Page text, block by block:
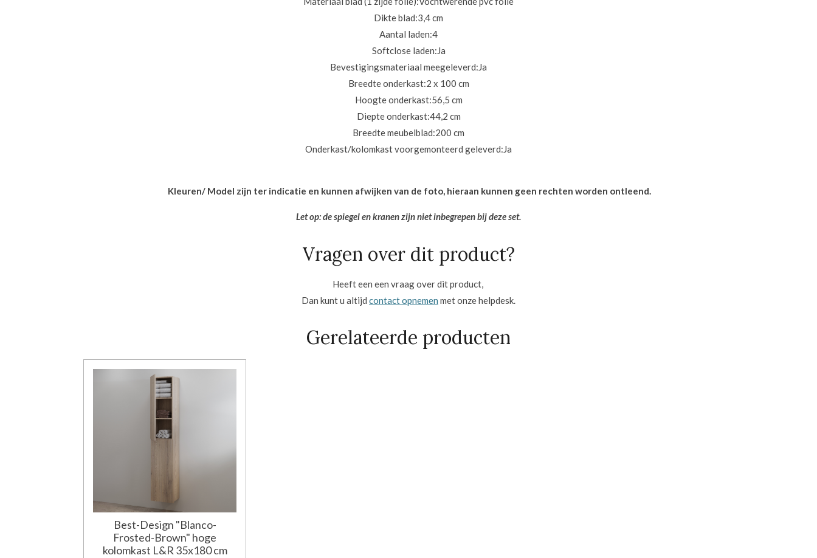
Dikte blad:3,4 cm
Aantal laden:4
Softclose laden:Ja
Bevestigingsmateriaal meegeleverd:Ja
Breedte onderkast:2 x 100 cm
Hoogte onderkast:56,5 cm
Diepte onderkast:44,2 cm
Breedte meubelblad:200 cm
Onderkast/kolomkast voorgemonteerd geleverd:Ja
Kleuren/ Model zijn ter indicatie en kunnen afwijken van de foto, hieraan kunnen geen rechten worden ontleend.
Let op: de spiegel en kranen zijn niet inbegrepen bij deze set.
Vragen over dit product?
Heeft een een vraag over dit product,
Dan kunt u altijd contact opnemen met onze helpdesk.
Gerelateerde producten
Best-Design "Blanco-
Frosted-Brown" hoge
kolomkast L&R 35x180 cm